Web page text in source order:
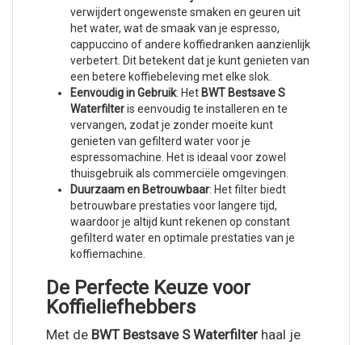
verwijdert ongewenste smaken en geuren uit
het water, wat de smaak van je espresso,
cappuccino of andere koffiedranken aanzienlijk
verbetert. Dit betekent dat je kunt genieten van
een betere koffiebeleving met elke slok.
Eenvoudig in Gebruik: Het BWT Bestsave S
Waterfilteris eenvoudig te installeren en te
vervangen, zodat je zonder moeite kunt
genieten van gefilterd water voor je
espressomachine. Het is ideaal voor zowel
thuisgebruik als commerciële omgevingen.
Duurzaam en Betrouwbaar: Het filter biedt
betrouwbare prestaties voor langere tijd,
waardoor je altijd kunt rekenen op constant
gefilterd water en optimale prestaties van je
koffiemachine.
De Perfecte Keuze voor
Koffieliefhebbers
Met de BWT Bestsave S Waterfilter haal je